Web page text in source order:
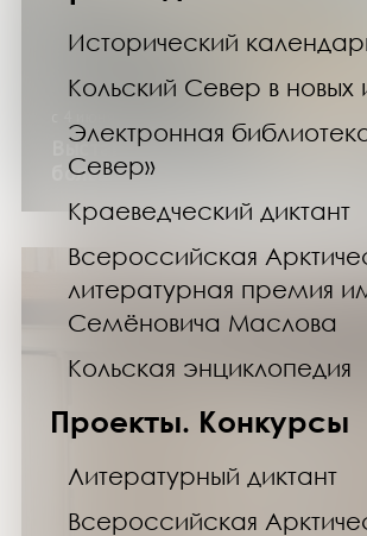
Исторический
Кольский Север в новых
Электронная
Север»
Краеведческий диктант
Всероссийская
литературная премия
Семёновича Маслова
Кольская энциклопедия
Проекты. Конкурсы
Литературный диктант
Всероссийская
Выставка изданий «Книжный
большие и маленькие»